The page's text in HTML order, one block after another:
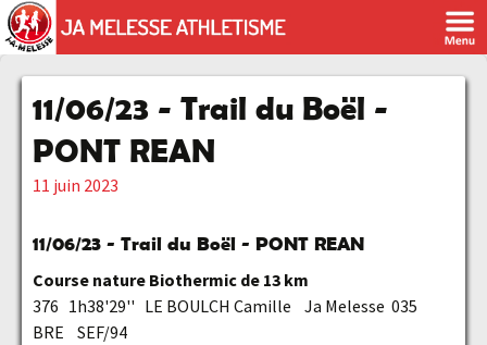
11/06/23 - Trail du Boël -
PONT REAN
11 juin 2023
11/06/23 - Trail du Boël - PONT REAN
Course nature Biothermic de 13 km
376 1h38'29'' LE BOULCH Camille Ja Melesse 035
BRE SEF/94